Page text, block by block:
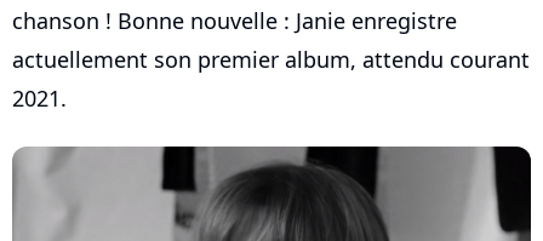
chanson ! Bonne nouvelle : Janie enregistre
actuellement son premier album, attendu courant
2021.